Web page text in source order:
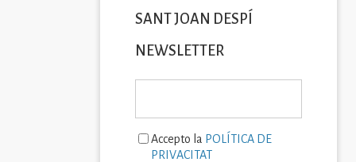
SANT JOAN DESPÍ
NEWSLETTER
Accepto la POLÍTICA DE
PRIVACITAT